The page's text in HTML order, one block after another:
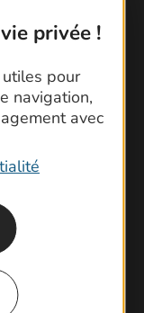
privée !
pour
navigation,
avec